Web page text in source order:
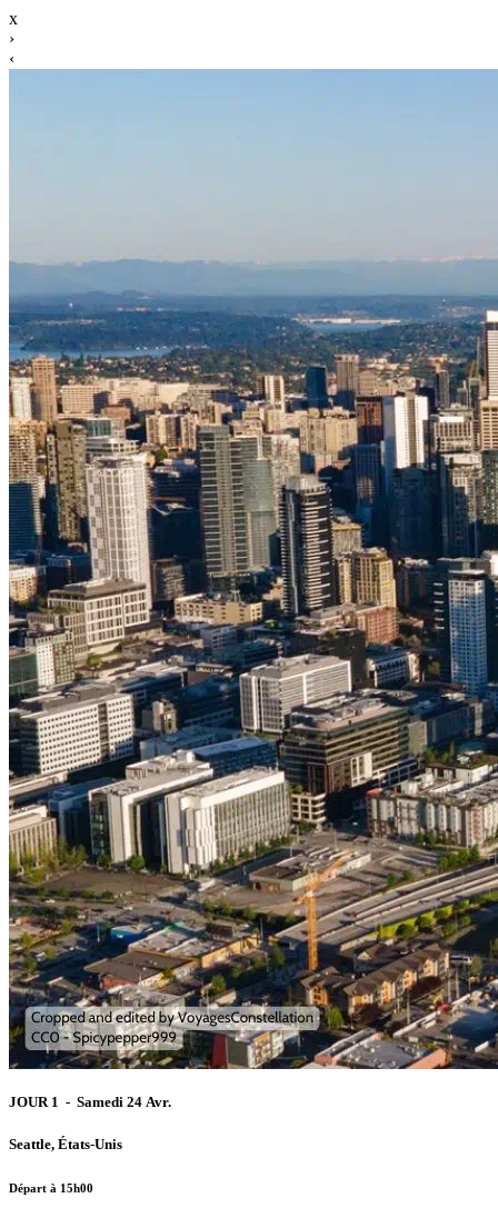
x
›
‹
JOUR 1 - Samedi 24 Avr.
Seattle, États-Unis
Départ à 15h00